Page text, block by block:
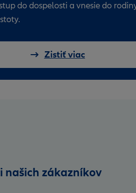
do dospelosti a vnesie do
Zistiť viac
našich zákazníkov